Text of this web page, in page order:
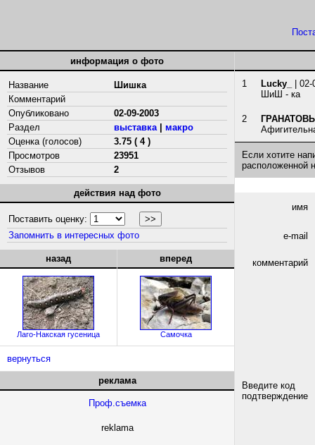
информация о фото
Название
Шишка
Комментарий
Опубликовано
02-09-2003
Раздел
выставка| макро
Оценка (голосов)
3.75 ( 4 )
Просмотров
23951
Отзывов
2
действия над фото
Поставить оценку:
Запомнить в интересных фото
назад
Лаго-Накская гусеница
вперед
Самочка
вернуться
реклама
Проф.съемка
reklama
1 Lucky_
|
ШиШ - ка
2
Если хотите
расположенной
имя
e-mail
комментарий
Введите код
подтверждение